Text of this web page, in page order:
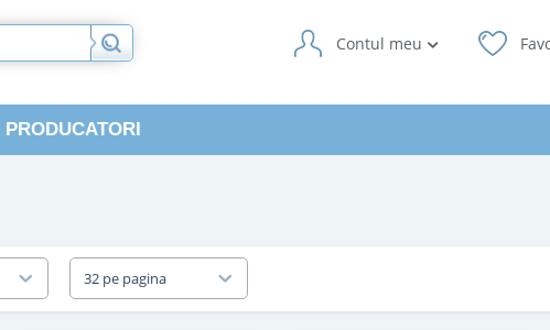
Contul meu
PRODUCATORI
32 pe pagina